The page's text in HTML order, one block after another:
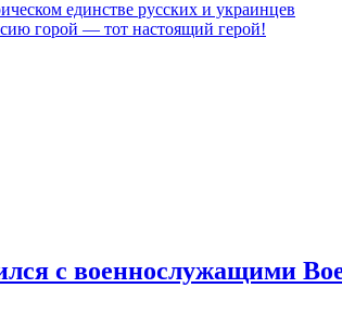
единстве русских и украинцев
горой — тот настоящий герой!
с военнослужащими